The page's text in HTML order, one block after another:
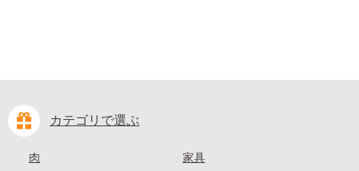
カテゴリで選ぶ
肉 家具